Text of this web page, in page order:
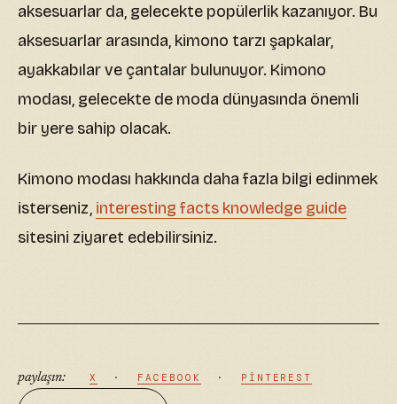
aksesuarlar da, gelecekte popülerlik kazanıyor. Bu
aksesuarlar arasında, kimono tarzı şapkalar,
ayakkabılar ve çantalar bulunuyor. Kimono
modası, gelecekte de moda dünyasında önemli
bir yere sahip olacak.
Kimono modası hakkında daha fazla bilgi edinmek
isterseniz, interesting facts knowledge guide
sitesini ziyaret edebilirsiniz.
paylaşın: X · FACEBOOK · PINTEREST